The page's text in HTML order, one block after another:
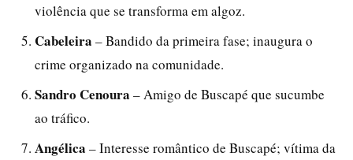
violência que se transforma em algoz.
Cabeleira – Bandido da primeira fase; inaugura o
crime organizado na comunidade.
Sandro Cenoura – Amigo de Buscapé que sucumbe
ao tráfico.
Angélica – Interesse romântico de Buscapé; vítima da